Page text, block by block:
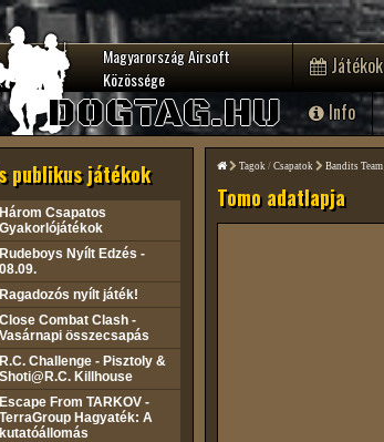
Magyarország Airsoft
Közössége
DOGTAG.HU
Játékok
Info
publikus játékok
Három Csapatos
Gyakorlójátékok
Rudeboys Nyílt Edzés -
08.09.
Ragadozós nyílt játék!
Close Combat Clash -
Vasárnapi összecsapás
R.C. Challenge - Pisztoly &
Shoti@R.C. Killhouse
Escape From TARKOV -
TerraGroup Hagyaték: A
kutatóállomás
Tagok / Csapatok Bandits Team
Tomo adatlapja